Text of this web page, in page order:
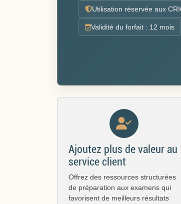
Utilisation réservée aux
Validité du forfait : 12 mois
Ajoutez plus de valeur au
service client
Offrez des ressources structurées
de préparation aux examens qui
favorisent de meilleurs résultats